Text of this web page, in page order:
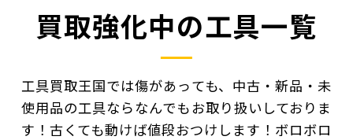
買取強化中の工具一覧
工具買取王国では傷があっても、中古・新品・未
使用品の工具ならなんでもお取り扱いしておりま
す！ 古くても動けば値段おつけします！ボロボロ